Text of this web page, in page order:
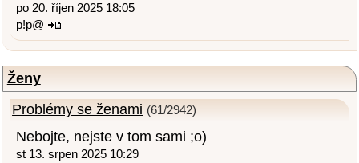
po 20. říjen 2025 18:05
p!p@
Ženy
Problémy se ženami (61/2942)
Nebojte, nejste v tom sami ;o)
st 13. srpen 2025 10:29